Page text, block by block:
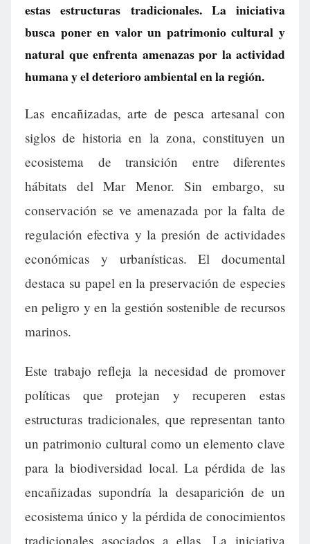
estas estructuras tradicionales. La iniciativa
busca poner en valor un patrimonio cultural y
natural que enfrenta amenazas por la actividad
humana y el deterioro ambiental en la región.
Las encañizadas, arte de pesca artesanal con
siglos de historia en la zona, constituyen un
ecosistema de transición entre diferentes
hábitats del Mar Menor. Sin embargo, su
conservación se ve amenazada por la falta de
regulación efectiva y la presión de actividades
económicas y urbanísticas. El documental
destaca su papel en la preservación de especies
en peligro y en la gestión sostenible de recursos
marinos.
Este trabajo refleja la necesidad de promover
políticas que protejan y recuperen estas
estructuras tradicionales, que representan tanto
un patrimonio cultural como un elemento clave
para la biodiversidad local. La pérdida de las
encañizadas supondría la desaparición de un
ecosistema único y la pérdida de conocimientos
tradicionales asociados a ellas. La iniciativa